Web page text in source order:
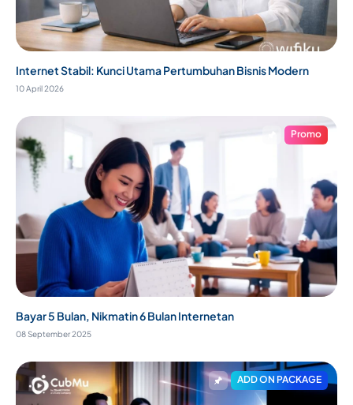
Internet Stabil: Kunci Utama Pertumbuhan Bisnis Modern
10 April 2026
Promo
Bayar 5 Bulan, Nikmatin 6 Bulan Internetan
08 September 2025
ADD ON PACKAGE